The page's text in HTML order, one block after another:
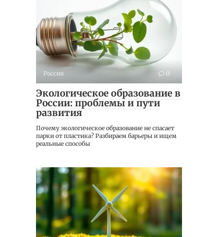
Россия 0
Экологическое образование в
России: проблемы и пути
развития
Почему экологическое образование не спасает
парки от пластика? Разбираем барьеры и ищем
реальные способы